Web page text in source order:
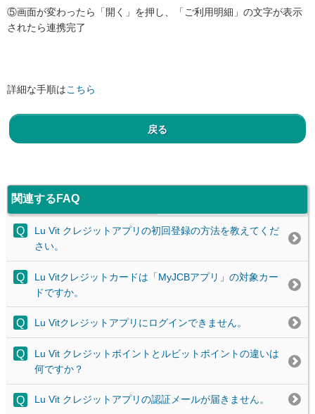
⑤画面が変わったら「開く」を押し、「ご利用明細」の文字が表示
されたら連携完了
詳細な手順はこちら
戻る
関連するFAQ
Lu Vit クレジットアプリの初回登録の方法を教えてくだ
さい。
Lu Vitクレジットカードは「MyJCBアプリ」の対象カー
ドですか。
Lu Vitクレジットアプリにログインできません。
Lu Vit クレジットポイントとルビットポイントの違いは
何ですか？
Lu Vit クレジットアプリの認証メールが届きません。